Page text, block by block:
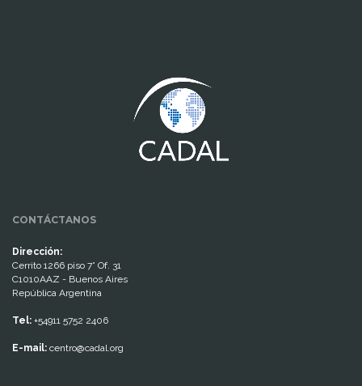
CONTÁCTANOS
Dirección:
Cerrito 1266 piso 7° Of. 31
C1010AAZ - Buenos Aires
República Argentina
Tel: +54911 5752 2406
E-mail: centro@cadal.org